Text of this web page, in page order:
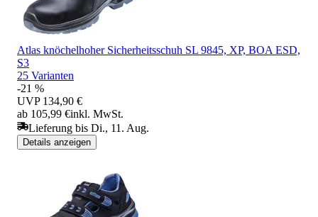
Atlas knöchelhoher Sicherheitsschuh SL 9845, XP, BOA ESD,
S3
25 Varianten
-21 %
UVP 134,90 €
ab 105,99 €inkl. MwSt.
Lieferung bis Di., 11. Aug.
Details anzeigen